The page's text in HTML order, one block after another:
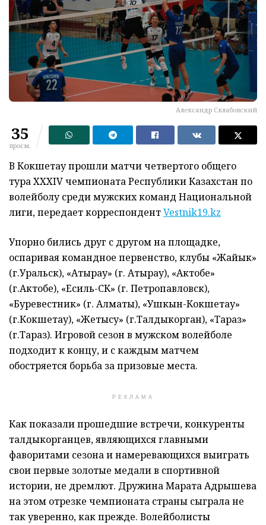
Александр Склабовский
35
просм.
В Кокшетау прошли матчи четвертого общего
тура XXXIV чемпионата Республики Казахстан по
волейболу среди мужских команд Национальной
лиги, передает корреспондентVestnik19.kz
Упорно бились друг с другом на площадке,
оспаривая командное первенство, клубы «Жайык»
(г.Уральск), «Атырау» (г. Атырау), «Актобе»
(г.Актобе), «Есиль-СК» (г. Петропавловск),
«Буревестник» (г. Алматы), «Ушкын-Кокшетау»
(г.Кокшетау), «Жетысу» (г.Талдыкорган), «Тараз»
(г.Тараз). Игровой сезон в мужском волейболе
подходит к концу, и с каждым матчем
обостряется борьба за призовые места.
РЕКЛАМА
Как показали прошедшие встречи, конкуренты
талдыкорганцев, являющихся главными
фаворитами сезона и намеревающихся выиграть
свои первые золотые медали в спортивной
истории, не дремлют. Дружина Марата Адрышева
на этом отрезке чемпионата страны сыграла не
так уверенно, как прежде. Волейболисты